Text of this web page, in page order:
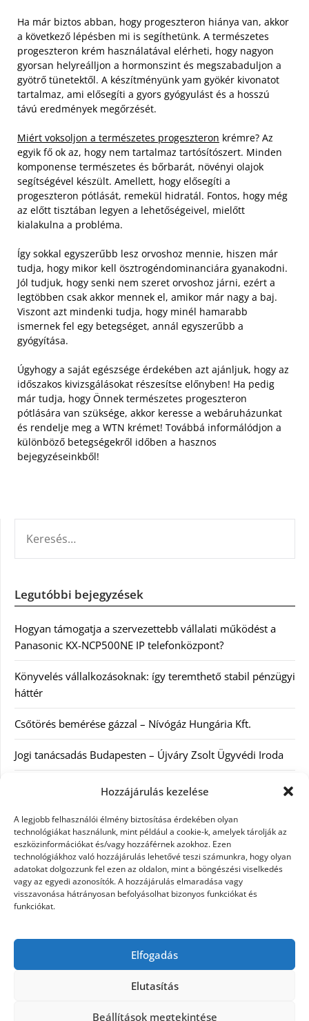
Hozzájárulás kezelése
A legjobb felhasználói élmény biztosítása érdekében olyan
technológiákat használunk, mint például a cookie-k, amelyek tárolják az
eszközinformációkat és/vagy hozzáférnek azokhoz. Ezen
technológiákhoz való hozzájárulás lehetővé teszi számunkra, hogy olyan
adatokat dolgozzunk fel ezen az oldalon, mint a böngészési viselkedés
vagy az egyedi azonosítók. A hozzájárulás elmaradása vagy
visszavonása hátrányosan befolyásolhat bizonyos funkciókat és
funkciókat.
Elfogadás
Elutasítás
Beállítások megtekintése
Ha már biztos abban, hogy progeszteron hiánya van, akkor
a következő lépésben mi is segíthetünk. A természetes
progeszteron krém használatával elérheti, hogy nagyon
gyorsan helyreálljon a hormonszint és megszabaduljon a
gyötrő tünetektől. A készítményünk yam gyökér kivonatot
tartalmaz, ami elősegíti a gyors gyógyulást és a hosszú
távú eredmények megőrzését.
Miért voksoljon a természetes progeszteron krémre? Az
egyik fő ok az, hogy nem tartalmaz tartósítószert. Minden
komponense természetes és bőrbarát, növényi olajok
segítségével készült. Amellett, hogy elősegíti a
progeszteron pótlását, remekül hidratál. Fontos, hogy még
az előtt tisztában legyen a lehetőségeivel, mielőtt
kialakulna a probléma.
Így sokkal egyszerűbb lesz orvoshoz mennie, hiszen már
tudja, hogy mikor kell ösztrogéndominanciára gyanakodni.
Jól tudjuk, hogy senki nem szeret orvoshoz járni, ezért a
legtöbben csak akkor mennek el, amikor már nagy a baj.
Viszont azt mindenki tudja, hogy minél hamarabb
ismernek fel egy betegséget, annál egyszerűbb a
gyógyítása.
Úgyhogy a saját egészsége érdekében azt ajánljuk, hogy az
időszakos kivizsgálásokat részesítse előnyben! Ha pedig
már tudja, hogy Önnek természetes progeszteron
pótlására van szüksége, akkor keresse a webáruházunkat
és rendelje meg a WTN krémet! Továbbá informálódjon a
különböző betegségekről időben a hasznos
bejegyzéseinkből!
Legutóbbi bejegyzések
Hogyan támogatja a szervezettebb vállalati működést a
Panasonic KX-NCP500NE IP telefonközpont?
Könyvelés vállalkozásoknak: így teremthető stabil pénzügyi
háttér
Csőtörés bemérése gázzal – Nívógáz Hungária Kft.
Jogi tanácsadás Budapesten – Újváry Zsolt Ügyvédi Iroda
Arckrémek – mit érdemes tudni az öregedés lassításáról és
Kategóriák
Egyéb kategória
Szolgáltatás
Szórakozás
Webáruház